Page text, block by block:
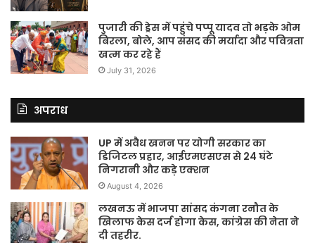
पुजारी की ड्रेस में पहुंचे पप्पू यादव तो भड़के ओम
बिरला, बोले, आप संसद की मर्यादा और पवित्रता
खत्म कर रहे हैं
July 31, 2026
अपराध
UP में अवैध खनन पर योगी सरकार का
डिजिटल प्रहार, आईएमएसएस से 24 घंटे
निगरानी और कड़े एक्शन
August 4, 2026
लखनऊ में भाजपा सांसद कंगना रनौत के
खिलाफ केस दर्ज होगा केस, कांग्रेस की नेता ने
दी तहरीर.